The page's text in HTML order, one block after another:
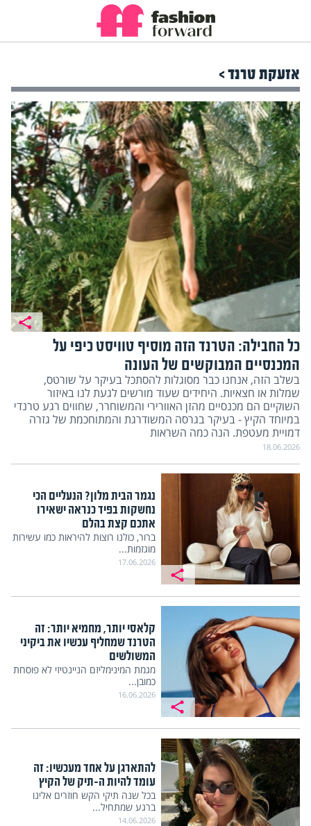
אזעקת טרנד >
כל החבילה: הטרנד הזה מוסיף טוויסט כיפי על
המכנסיים המבוקשים של העונה
בשלב הזה, אנחנו כבר מסוגלות להסתכל בעיקר על שורטס,
שמלות או חצאיות. היחידים שעוד מורשים לגעת לנו באיזור
השוקיים הם מכנסיים מהזן האוורירי והמשוחרר, שחווים רגע טרנדי
במיוחד הקיץ - בעיקר בגרסה המשודרגת והמתוחכמת של גזרה
דמויית מעטפת. הנה כמה השראות
18.06.2026
נגמר הבית מלון? הנעליים הכי
נחשקות בפיד כנראה ישאירו
אתכם קצת בהלם
ברור, כולנו רוצות להיראות כמו עשירות
מוגזמות...
17.06.2026
קלאסי יותר, מחמיא יותר: זה
הטרנד שמחליף עכשיו את ביקיני
המשולשים
מגמת המינימליזם הניינטיזי לא פוסחת
כמובן...
16.06.2026
להתארגן על אחד מעכשיו: זה
עומד להיות ה-תיק של הקיץ
בכל שנה תיקי הקש חוזרים אלינו
ברגע שמתחיל...
14.06.2026